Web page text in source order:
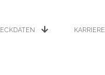
ECKDATEN KARRIERE